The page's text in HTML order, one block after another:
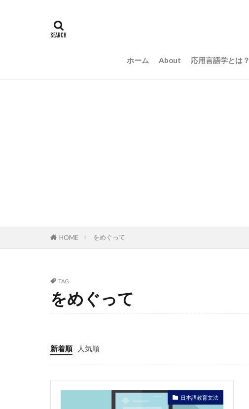
ホーム About 応用言語学とは？
HOME をめぐって
TAG
をめぐって
新着順 人気順
日本語教育文法